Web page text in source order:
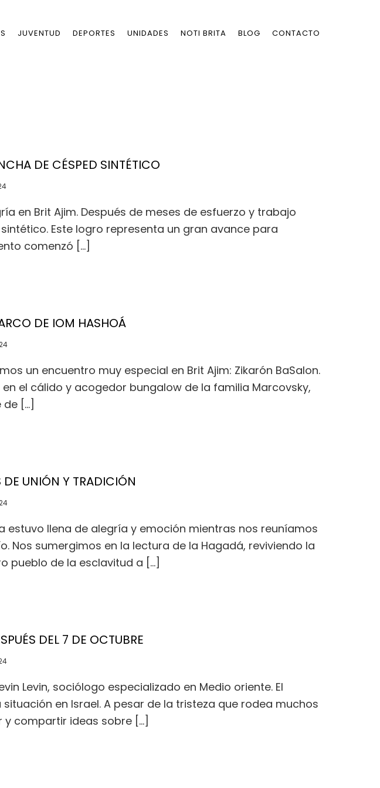
JUVENTUD DEPORTES UNIDADES NOTI BRITA BLOG CONTACTO
DE CÉSPED SINTÉTICO
en Brit Ajim. Después de meses de esfuerzo y trabajo
Este logro representa un gran avance para
comenzó […]
DE IOM HASHOÁ
un encuentro muy especial en Brit Ajim: Zikarón BaSalon.
el cálido y acogedor bungalow de la familia Marcovsky,
[…]
DE UNIÓN Y TRADICIÓN
estuvo llena de alegría y emoción mientras nos reuníamos
sumergimos en la lectura de la Hagadá, reviviendo la
pueblo de la esclavitud a […]
DEL 7 DE OCTUBRE
Levin, sociólogo especializado en Medio oriente. El
en Israel. A pesar de la tristeza que rodea muchos
compartir ideas sobre […]